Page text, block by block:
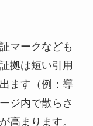
マークなども
拠は短い引用
ます（例：導
ジ内で散らさ
高まります。